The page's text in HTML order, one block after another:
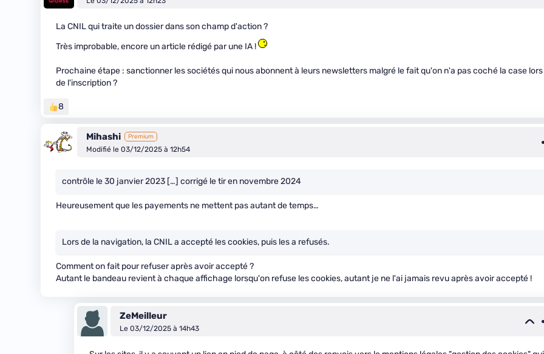
La CNIL qui traite un dossier dans son champ d'action ?
Très improbable, encore un article rédigé par une IA !
Prochaine étape : sanctionner les sociétés qui nous abonnent à leurs newsletters malgré le fait qu'on n'a pas coché la case lors
de l'inscription ?
8
Mihashi Premium
Modifié le 03/12/2025 à 12h54
contrôle le 30 janvier 2023 […] corrigé le tir en novembre 2024
Heureusement que les payements ne mettent pas autant de temps…
Lors de la navigation, la CNIL a accepté les cookies, puis les a refusés.
Comment on fait pour refuser après avoir accepté ?
Autant le bandeau revient à chaque affichage lorsqu'on refuse les cookies, autant je ne l'ai jamais revu après avoir accepté !
ZeMeilleur
Le 03/12/2025 à 14h43